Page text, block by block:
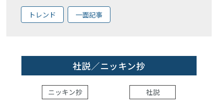
トレンド 一面記事
社説／ニッキン抄
ニッキン抄 社説